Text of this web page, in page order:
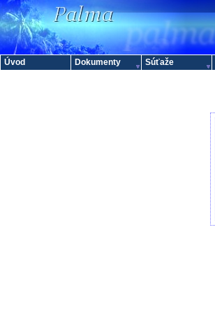
Úvod Dokumenty Súťaže